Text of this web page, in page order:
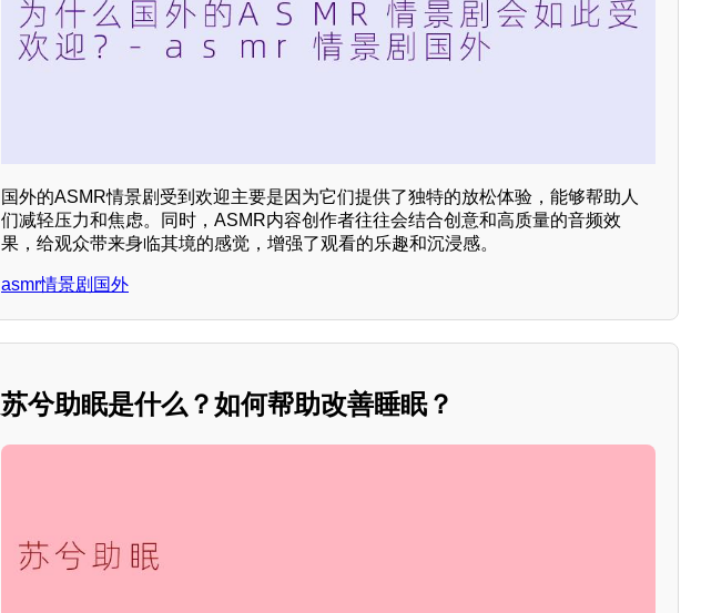
国外的ASMR情景剧受到欢迎主要是因为它们提供了独特的放松体验，能够帮助人
们减轻压力和焦虑。同时，ASMR内容创作者往往会结合创意和高质量的音频效
果，给观众带来身临其境的感觉，增强了观看的乐趣和沉浸感。
asmr情景剧国外
苏兮助眠是什么？如何帮助改善睡眠？